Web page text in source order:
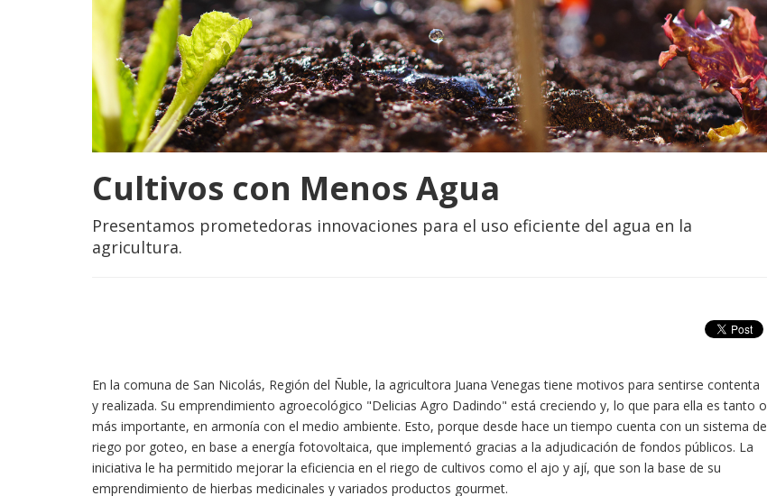
Cultivos con Menos Agua
Presentamos prometedoras innovaciones para el uso eficiente del agua en la
agricultura.
En la comuna de San Nicolás, Región del Ñuble, la agricultora Juana Venegas tiene motivos para sentirse contenta
y realizada. Su emprendimiento agroecológico "Delicias Agro Dadindo" está creciendo y, lo que para ella es tanto o
más importante, en armonía con el medio ambiente. Esto, porque desde hace un tiempo cuenta con un sistema de
riego por goteo, en base a energía fotovoltaica, que implementó gracias a la adjudicación de fondos públicos. La
iniciativa le ha permitido mejorar la eficiencia en el riego de cultivos como el ajo y ají, que son la base de su
emprendimiento de hierbas medicinales y variados productos gourmet.